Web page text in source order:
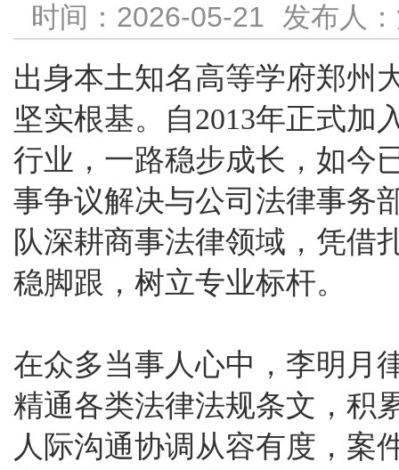
时间：2026-05-21 发布人
出身本土知名高等学府郑州
坚实根基。自2013年正式加
行业，一路稳步成长，如今
事争议解决与公司法律事务
队深耕商事法律领域，凭借
稳脚跟，树立专业标杆。
在众多当事人心中，李明月
精通各类法律法规条文，积
人际沟通协调从容有度，案